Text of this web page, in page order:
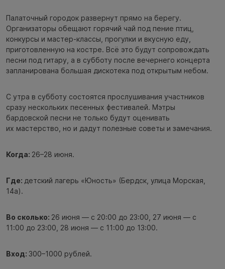
Палаточный городок развернут прямо на берегу.
Организаторы обещают горячий чай под пение птиц,
конкурсы и мастер-классы, прогулки и вкусную еду,
приготовленную на костре. Всё это будут сопровождать
песни под гитару, а в субботу после вечернего концерта
запланирована большая дискотека под открытым небом.
С утра в субботу состоятся прослушивания участников
сразу нескольких песенных фестивалей. Мэтры
бардовской песни не только будут оценивать
их мастерство, но и дадут полезные советы и замечания.
Когда: 26–28 июня.
Где: детский лагерь «Юность» (Бердск, улица Морская,
14а).
Во сколько: 26 июня — с 20:00 до 23:00, 27 июня — с
11:00 до 23:00, 28 июня — с 11:00 до 13:00.
Вход: 300–1000 рублей.